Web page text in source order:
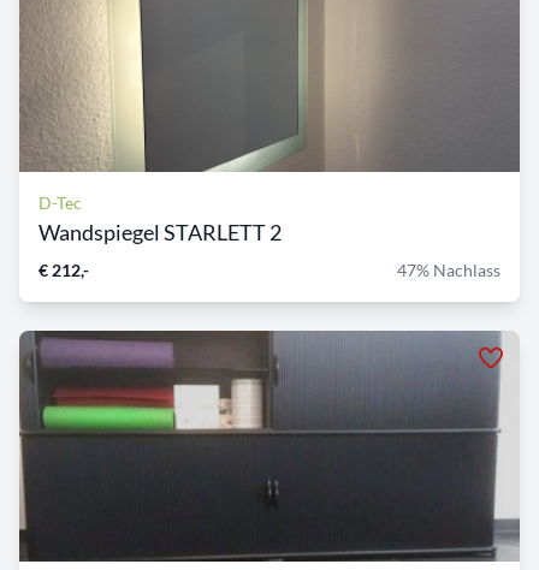
D-Tec
Wandspiegel STARLETT 2
€ 212,- 47% Nachlass